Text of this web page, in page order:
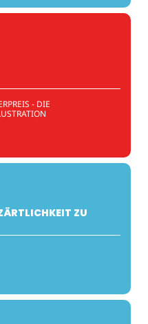
- DIE
ZU